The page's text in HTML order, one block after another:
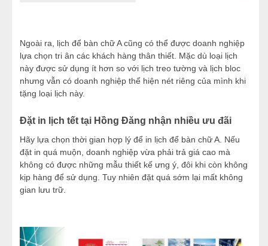
Ngoài ra, lịch để bàn chữ A cũng có thể được doanh nghiệp
lựa chọn tri ân các khách hàng thân thiết. Mặc dù loại lịch
này được sử dụng ít hơn so với lịch treo tường và lịch bloc
nhưng vẫn có doanh nghiệp thể hiện nét riêng của mình khi
tặng loại lịch này.
Đặt in lịch tết tại Hồng Đăng nhận nhiều ưu đãi
Hãy lựa chọn thời gian hợp lý để in lịch để bàn chữ A. Nếu
đặt in quá muộn, doanh nghiệp vừa phải trả giá cao mà
không có được những mẫu thiết kế ưng ý, đôi khi còn không
kịp hàng để sử dụng. Tuy nhiên đặt quá sớm lại mất không
gian lưu trữ.